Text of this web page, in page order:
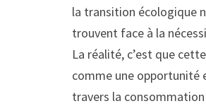
la transition écologique
trouvent face à la
La réalité, c’est que
comme une opportunité
travers la